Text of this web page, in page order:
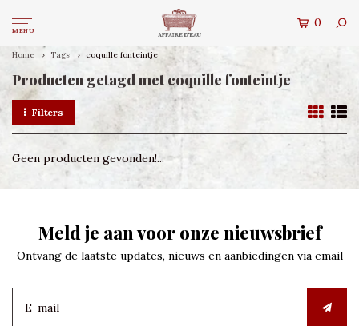
MENU
0
Home Tags coquille fonteintje
Producten getagd met coquille fonteintje
Filters
Geen producten gevonden!...
Meld je aan voor onze nieuwsbrief
Ontvang de laatste updates, nieuws en aanbiedingen via email